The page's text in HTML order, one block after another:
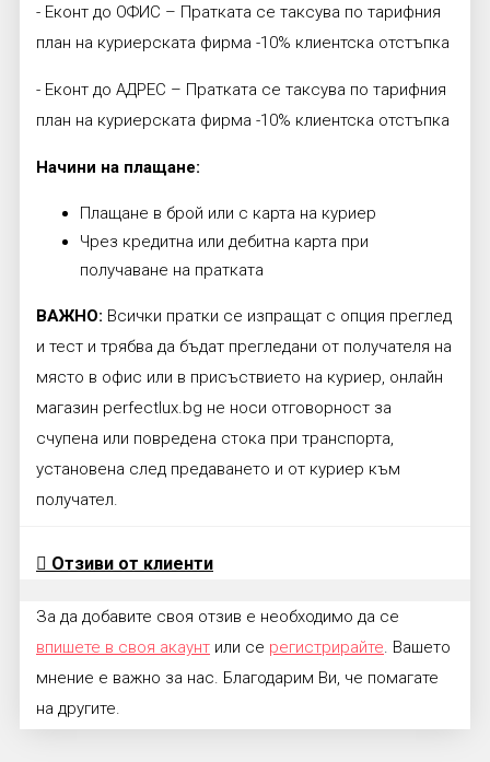
- Еконт до ОФИС – Пратката се таксува по тарифния
план на куриерската фирма -10% клиентска отстъпка
- Еконт до АДРЕС – Пратката се таксува по тарифния
план на куриерската фирма -10% клиентска отстъпка
Начини на плащане:
Плащане в брой или с карта на куриер
Чрез кредитна или дебитна карта при
получаване на пратката
ВАЖНО: Всички пратки се изпращат с опция преглед
и тест и трябва да бъдат прегледани от получателя на
място в офис или в присъствието на куриер, онлайн
магазин perfectlux.bg не носи отговорност за
счупена или повредена стока при транспорта,
установена след предаването и от куриер към
получател.
Отзиви от клиенти
За да добавите своя отзив е необходимо да се
впишете в своя акаунт или се регистрирайте. Вашето
мнение е важно за нас. Благодарим Ви, че помагате
на другите.